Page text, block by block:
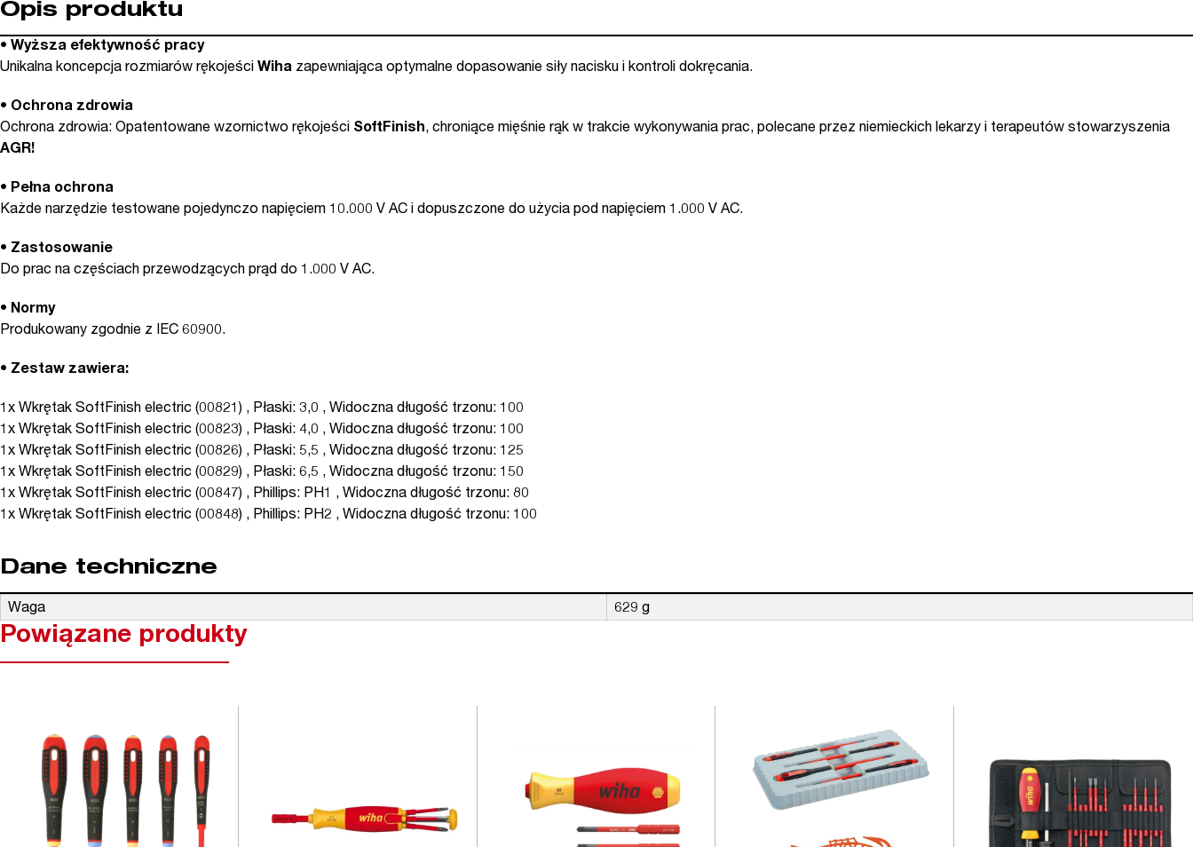
Opis produktu
• Wyższa efektywność pracy
Unikalna koncepcja rozmiarów rękojeści Wiha zapewniająca optymalne dopasowanie siły nacisku i kontroli dokręcania.
• Ochrona zdrowia
Ochrona zdrowia: Opatentowane wzornictwo rękojeści SoftFinish, chroniące mięśnie rąk w trakcie wykonywania prac, polecane przez niemieckich lekarzy i terapeutów stowarzyszenia
AGR!
• Pełna ochrona
Każde narzędzie testowane pojedynczo napięciem 10.000 V AC i dopuszczone do użycia pod napięciem 1.000 V AC.
• Zastosowanie
Do prac na częściach przewodzących prąd do 1.000 V AC.
• Normy
Produkowany zgodnie z IEC 60900.
• Zestaw zawiera:
1x Wkrętak SoftFinish electric (00821) , Płaski: 3,0 , Widoczna długość trzonu: 100
1x Wkrętak SoftFinish electric (00823) , Płaski: 4,0 , Widoczna długość trzonu: 100
1x Wkrętak SoftFinish electric (00826) , Płaski: 5,5 , Widoczna długość trzonu: 125
1x Wkrętak SoftFinish electric (00829) , Płaski: 6,5 , Widoczna długość trzonu: 150
1x Wkrętak SoftFinish electric (00847) , Phillips: PH1 , Widoczna długość trzonu: 80
1x Wkrętak SoftFinish electric (00848) , Phillips: PH2 , Widoczna długość trzonu: 100
Dane techniczne
Waga 629 g
Powiązane produkty